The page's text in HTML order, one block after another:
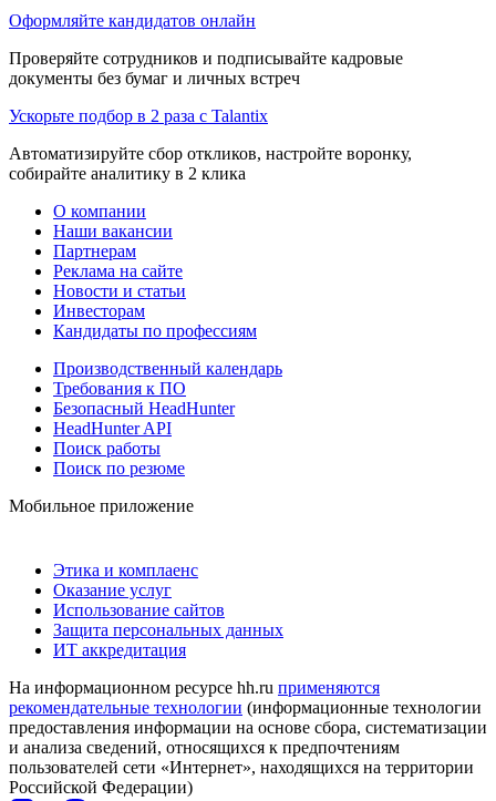
Оформляйте кандидатов онлайн
Проверяйте сотрудников и подписывайте кадровые
документы без бумаг и личных встреч
Ускорьте подбор в 2 раза с Talantix
Автоматизируйте сбор откликов, настройте воронку,
собирайте аналитику в 2 клика
О компании
Наши вакансии
Партнерам
Реклама на сайте
Новости и статьи
Инвесторам
Кандидаты по профессиям
Производственный календарь
Требования к ПО
Безопасный HeadHunter
HeadHunter API
Поиск работы
Поиск по резюме
Мобильное приложение
Этика и комплаенс
Оказание услуг
Использование сайтов
Защита персональных данных
ИТ аккредитация
На информационном ресурсе hh.ru применяются
рекомендательные технологии (информационные технологии
предоставления информации на основе сбора, систематизации
и анализа сведений, относящихся к предпочтениям
пользователей сети «Интернет», находящихся на территории
Российской Федерации)